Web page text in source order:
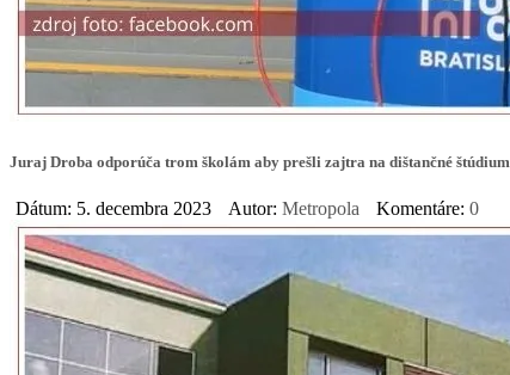
Juraj Droba odporúča trom školám aby prešli zajtra na dištančné štúdium
Dátum: 5. decembra 2023 Autor: Metropola Komentáre: 0